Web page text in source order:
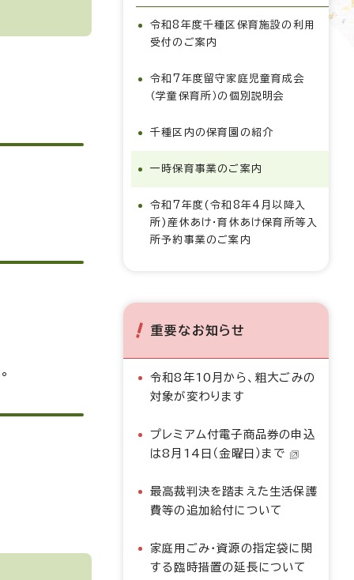
令和8年度千種区保育施設の利用
受付のご案内
令和7年度留守家庭児童育成会
（学童保育所）の個別説明会
千種区内の保育園の紹介
一時保育事業のご案内
令和7年度(令和8年4月以降入
所)産休あけ・育休あけ保育所等入
所予約事業のご案内
重要なお知らせ
令和8年10月から、粗大ごみの
対象が変わります
プレミアム付電子商品券の申込
は8月14日（金曜日）まで
最高裁判決を踏まえた生活保護
費等の追加給付について
家庭用ごみ・資源の指定袋に関
する臨時措置の延長について